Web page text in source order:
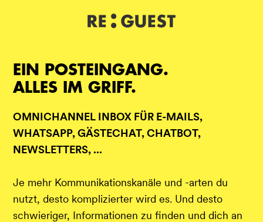
EIN POSTEINGANG.
ALLES IM GRIFF.
OMNICHANNEL INBOX FÜR E-MAILS,
WHATSAPP, GÄSTECHAT, CHATBOT,
NEWSLETTERS, ...
Je mehr Kommunikationskanäle und -arten du
nutzt, desto komplizierter wird es. Und desto
schwieriger, Informationen zu finden und dich an